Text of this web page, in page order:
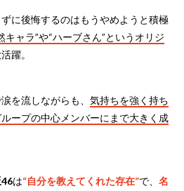
に後悔するのはもうやめようと積極
キャラ”や“ハーブさん”というオリジ
躍。
を流しながらも、 気持ちを強く持ち
ープの中心メンバーにまで大きく成
は“自分を教えてくれた存在”で、 名